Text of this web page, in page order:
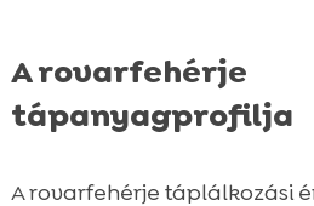
A rovarfehérje
tápanyagprofilja
A rovarfehérje táplálkozási